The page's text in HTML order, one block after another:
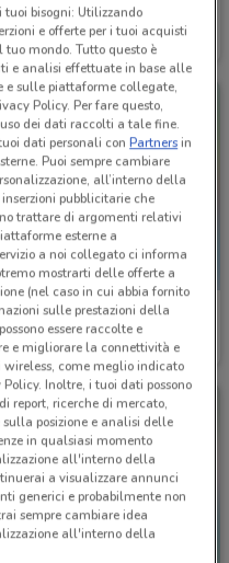
Eden Viaggi
Scade il 30/04
Eden Viaggi
Scade il 30/04 106 m
bisogni: Utilizzando
e offerte per i tuoi acquisti
mondo. Tutto questo è
e analisi effettuate in base alle
sulle piattaforme collegate,
Policy. Per fare questo,
dei dati raccolti a tale fine.
dati personali conPartnersin
Puoi sempre cambiare
all’interno della
pubblicitarie che
trattare di argomenti relativi
esterne a
a noi collegato ci informa
mostrarti delle offerte a
(nel caso in cui abbia fornito
sulle prestazioni della
essere raccolte e
e migliorare la connettività e
come meglio indicato
Inoltre, i tuoi dati possono
report, ricerche di mercato,
posizione e analisi delle
in qualsiasi momento
all'interno della
a visualizzare annunci
generici e probabilmente non
sempre cambiare idea
all'interno della